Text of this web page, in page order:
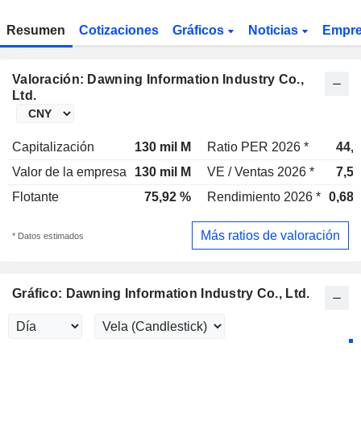
Resumen Cotizaciones Gráficos Noticias
Valoración: Dawning Information Industry Co.,
Ltd.
Capitalización 130 mil M Ratio PER 2026 *
Valor de la empresa
130 mil M VE / Ventas 2026 *
Flotante
75,92 % Rendimiento 2026 * 0,68
* Datos estimados Más ratios de valoración
Gráfico: Dawning Information Industry Co., Ltd.